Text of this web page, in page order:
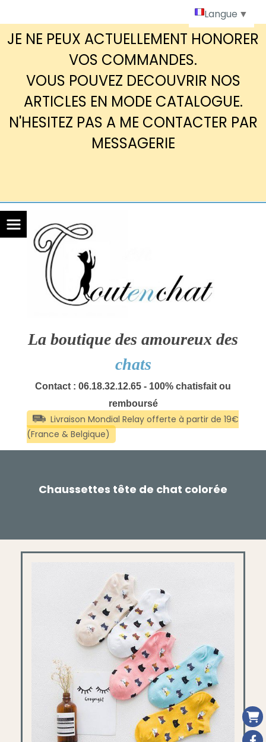
JE NE PEUX ACTUELLEMENT HONORER
VOS COMMANDES.
VOUS POUVEZ DECOUVRIR NOS
ARTICLES EN MODE CATALOGUE.
N'HESITEZ PAS A ME CONTACTER PAR
MESSAGERIE
La boutique des amoureux des
chats
Contact : 06.18.32.12.65 - 100% chatisfait ou
remboursé
Chaussettes tête de chat colorée
Langue ▼